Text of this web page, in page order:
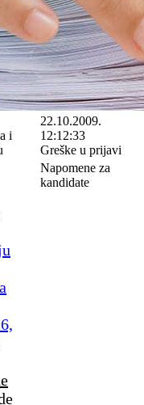
i
22.10.2009.
12:12:33
Greške u prijavi
Napomene za
kandidate